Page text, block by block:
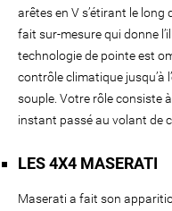
arêtes en V s’étirant le
fait sur-mesure qui donne
technologie de pointe est
contrôle climatique jusqu’à
souple. Votre rôle consiste
instant passé au volant de
LES 4X4 MASERATI
Maserati a fait son